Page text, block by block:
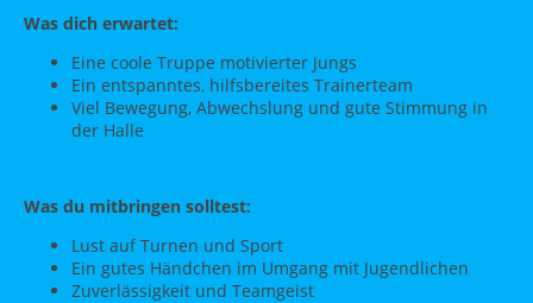
Was dich erwartet:
Eine coole Truppe motivierter Jungs
Ein entspanntes, hilfsbereites Trainerteam
Viel Bewegung, Abwechslung und gute Stimmung in
der Halle
Was du mitbringen solltest:
Lust auf Turnen und Sport
Ein gutes Händchen im Umgang mit Jugendlichen
Zuverlässigkeit und Teamgeist